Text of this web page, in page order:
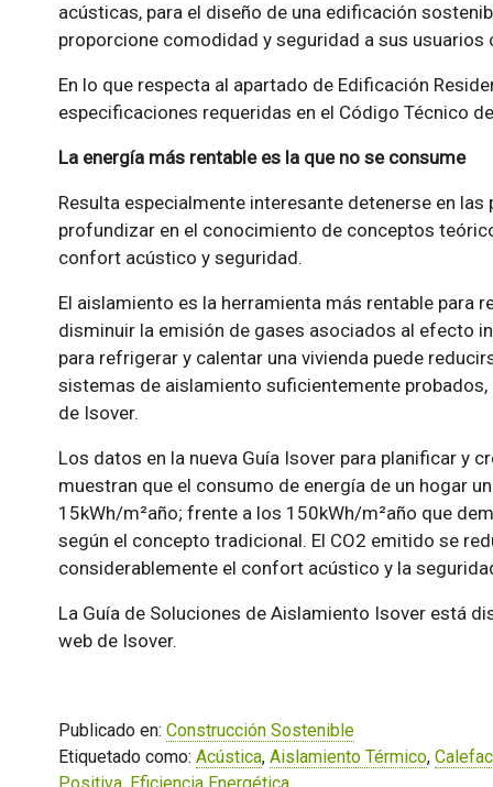
acústicas, para el diseño de una edificación
proporcione comodidad y seguridad a sus
En lo que respecta al apartado de Edificación
especificaciones requeridas en el Código Técnico
La energía más rentable es la que no se consume
Resulta especialmente interesante detenerse en
profundizar en el conocimiento de conceptos
confort acústico y seguridad.
El aislamiento es la herramienta más rentable para
disminuir la emisión de gases asociados al efecto
para refrigerar y calentar una vivienda puede
sistemas de aislamiento suficientemente
de Isover.
Los datos en la nueva Guía Isover para planificar y
muestran que el consumo de energía de un hogar
15kWh/m²año; frente a los 150kWh/m²año que
según el concepto tradicional. El CO2 emitido se
considerablemente el confort acústico y la
La Guía de Soluciones de Aislamiento Isover está
web de Isover.
Publicado en: Construcción Sostenible
Etiquetado como: Acústica, Aislamiento Térmico,